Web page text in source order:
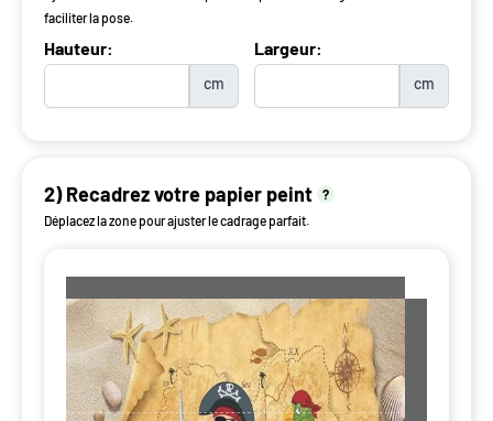
faciliter la pose.
Hauteur:
cm
Largeur:
cm
2) Recadrez votre papier peint
?
Déplacez la zone pour ajuster le cadrage parfait.